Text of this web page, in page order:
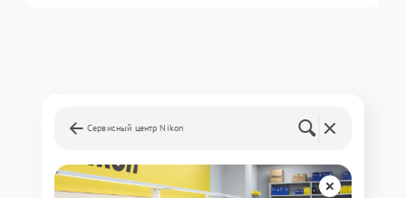
Сервисный центр Nikon